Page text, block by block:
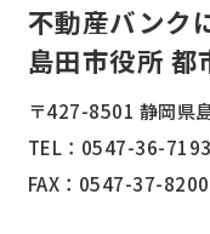
不動産バンク
島田市役所 都
〒427-8501 静岡県
TEL： 0547-36-7193
FAX：0547-37-8200